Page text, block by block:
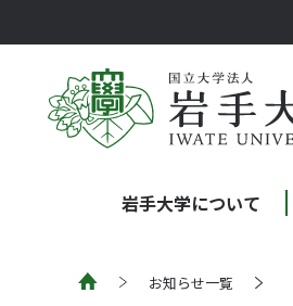
岩手大学について
お知らせ一覧